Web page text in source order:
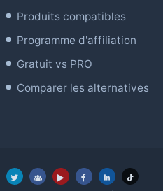
Produits compatibles
Programme d'affiliation
Gratuit vs PRO
Comparer les alternatives